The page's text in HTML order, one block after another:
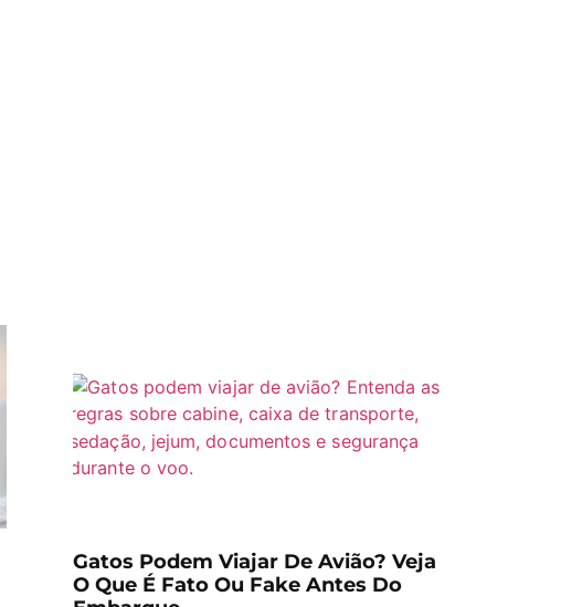
Gatos Podem Viajar De Avião? Veja
O Que É Fato Ou Fake Antes Do